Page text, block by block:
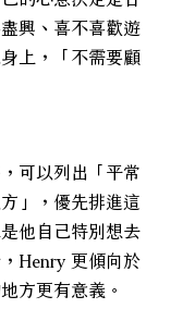
興、喜不喜歡遊
上，「不需要顧
可以列出「平常
」，優先排進這
他自己特別想去
Henry 更傾向於
方更有意義。